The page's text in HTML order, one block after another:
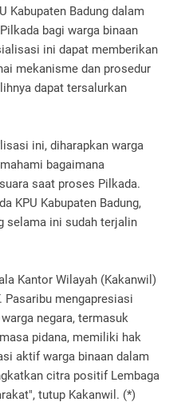
Kabupaten Badung dalam
bagi warga binaan
ini dapat memberikan
mekanisme dan prosedur
dapat tersalurkan
ini, diharapkan warga
bagaimana
saat proses Pilkada.
KPU Kabupaten Badung,
selama ini sudah terjalin
Kantor Wilayah (Kakanwil)
Pasaribu mengapresiasi
negara, termasuk
pidana, memiliki hak
aktif warga binaan dalam
citra positif Lembaga
tutup Kakanwil. (*)